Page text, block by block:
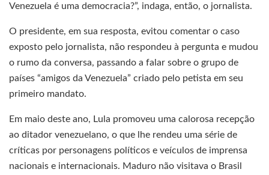
Venezuela é uma democracia?”, indaga, então, o jornalista.
O presidente, em sua resposta, evitou comentar o caso
exposto pelo jornalista, não respondeu à pergunta e mudou
o rumo da conversa, passando a falar sobre o grupo de
países “amigos da Venezuela” criado pelo petista em seu
primeiro mandato.
Em maio deste ano, Lula promoveu uma calorosa recepção
ao ditador venezuelano, o que lhe rendeu uma série de
críticas por personagens políticos e veículos de imprensa
nacionais e internacionais. Maduro não visitava o Brasil